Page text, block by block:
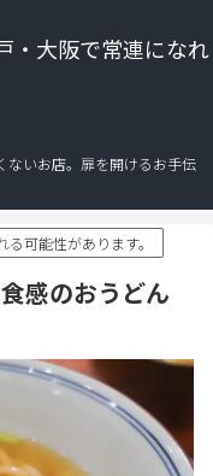
・大阪で常連になれ
ないお店。扉を開けるお手伝
可能性があります。
感のおうどん